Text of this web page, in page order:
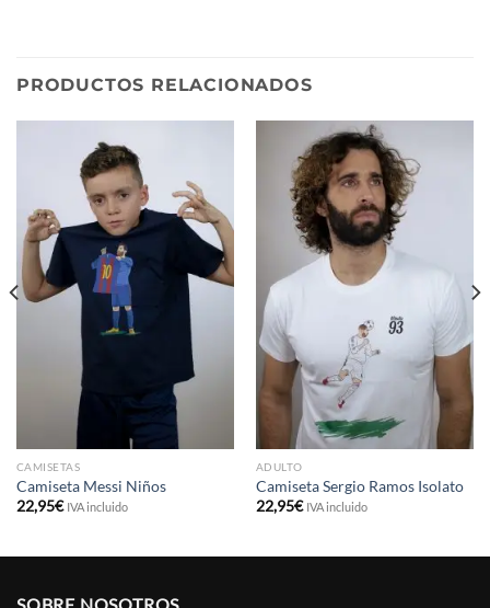
PRODUCTOS RELACIONADOS
CAMISETAS
Camiseta Messi Niños
22,95€ IVA incluido
ADULTO
Camiseta Sergio Ramos Isolato
22,95€ IVA incluido